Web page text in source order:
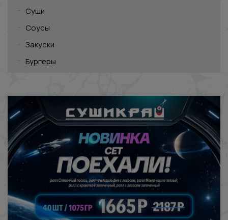
Суши
Соусы
Закуски
Бургеры